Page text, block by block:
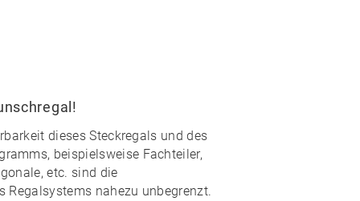
dieses Steckregals und des
, beispielsweise Fachteiler,
etc. sind die
Regalsystems nahezu unbegrenzt.